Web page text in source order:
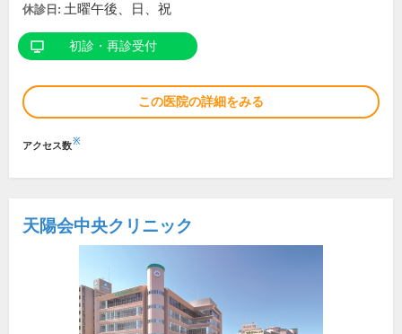
休診日: 土曜午後、日、祝
初診・再診受付
この医院の詳細をみる
アクセス数※
天陽会中央クリニック